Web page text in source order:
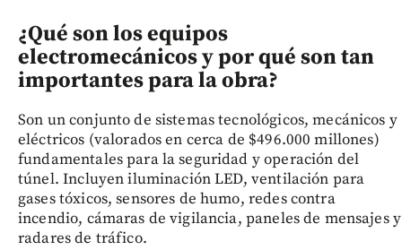
¿Qué son los equipos
electromecánicos y por qué son tan
importantes para la obra?
Son un conjunto de sistemas tecnológicos, mecánicos y
eléctricos (valorados en cerca de $496.000 millones)
fundamentales para la seguridad y operación del
túnel. Incluyen iluminación LED, ventilación para
gases tóxicos, sensores de humo, redes contra
incendio, cámaras de vigilancia, paneles de mensajes y
radares de tráfico.